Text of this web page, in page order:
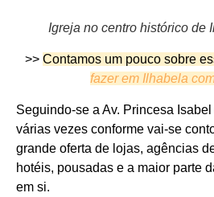
Igreja no centro histórico de
>> Contamos um pouco sobre
fazer em Ilhabela
Seguindo-se a Av. Princesa
várias vezes conforme vai-se
grande oferta de lojas, agências
hotéis, pousadas e a maior parte
em si.